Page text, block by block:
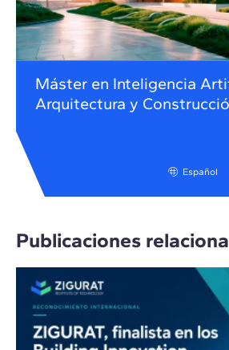
Máster en Inteligencia
Arquitectura y
Español
Publicaciones